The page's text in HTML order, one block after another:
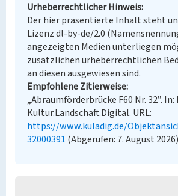
Urheberrechtlicher Hinweis
Der hier präsentierte Inhalt steht
Lizenz dl-by-de/2.0
angezeigten Medien unterliegen
zusätzlichen urheberrechtlichen
an diesen ausgewiesen sind.
Empfohlene Zitierweise
„Abraumförderbrücke F60 Nr. 32”. In:
Kultur.Landschaft.Digital. URL:
https://www.kuladig.de/
32000391 (Abgerufen: 7. August 2026)